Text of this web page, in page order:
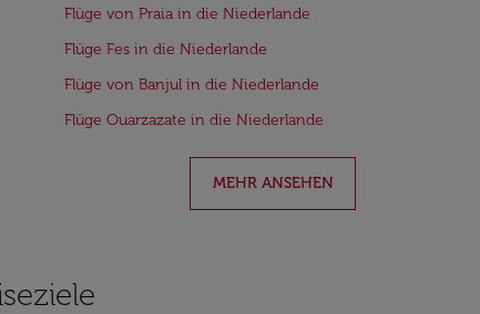
Flüge von Praia in die Niederlande
Flüge Fes in die Niederlande
Flüge von Banjul in die Niederlande
Flüge Ouarzazate in die Niederlande
MEHR ANSEHEN